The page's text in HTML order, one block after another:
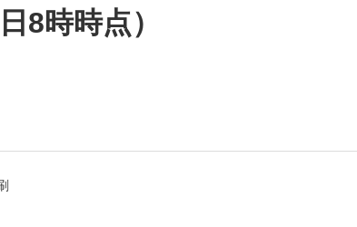
しいウィンドウを開きます）
よくあるご質問・お問い合わせ
8時時点）